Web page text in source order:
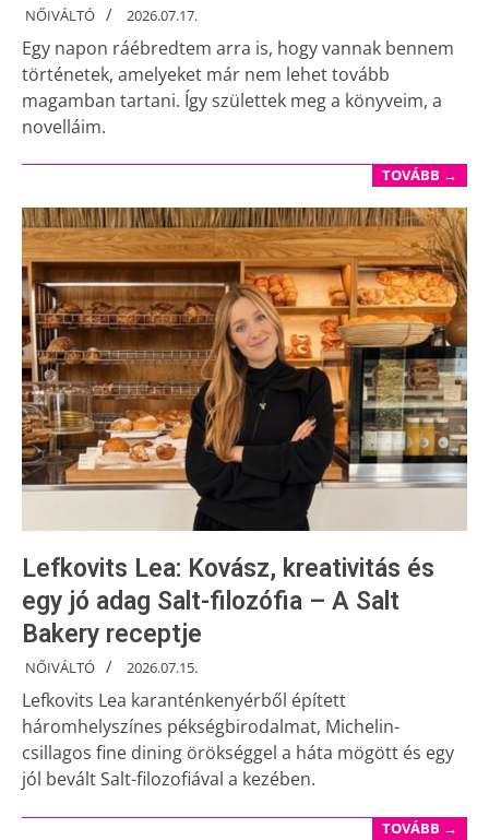
NŐIVÁLTÓ 2026.07.17.
Egy napon ráébredtem arra is, hogy vannak bennem
történetek, amelyeket már nem lehet tovább
magamban tartani. Így születtek meg a könyveim, a
novelláim.
TOVÁBB →
Lefkovits Lea: Kovász, kreativitás és
egy jó adag Salt-filozófia – A Salt
Bakery receptje
NŐIVÁLTÓ 2026.07.15.
Lefkovits Lea karanténkenyérből épített
háromhelyszínes pékségbirodalmat, Michelin-
csillagos fine dining örökséggel a háta mögött és egy
jól bevált Salt-filozofiával a kezében.
TOVÁBB →